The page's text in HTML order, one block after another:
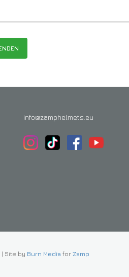
info@zamphelmets.eu
| Site by Burn Media for Zamp